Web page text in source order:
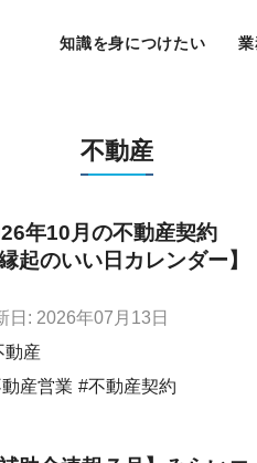
知識を身につけたい
不動産
年10月の不動産契約
縁起のいい日カレンダー】
日: 2026年07月13日
動産
産営業
不動産契約